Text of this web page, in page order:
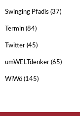
Swinging Pfadis (37)
Termin (84)
Twitter (45)
umWELTdenker (65)
WiWö (145)